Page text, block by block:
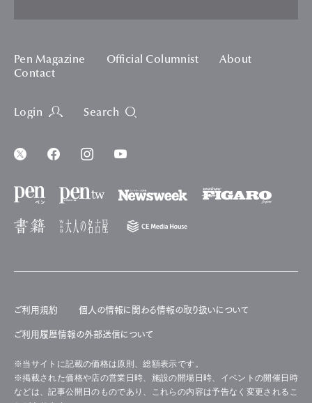
Pen Magazine Official Columnist
About
Contact
Login Search
ご利用規約 個人の情報に関わる情報の取り扱いについて
ご利用履歴情報の外部送信について
※当サイトに記載の価格は原則、総額表示です。
※掲載された価格や店の営業日時、施設の開場日時、イベントの開催日時
などは、記事公開日のものであり、これらの内容は予告なく変更されるこ